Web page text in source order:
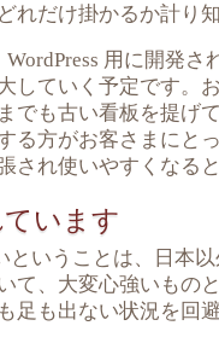
れだけ掛かるか計り
用に開発
していく予定です。
でも古い看板を提げ
る方がお客さまにと
され使いやすくなる
います
ということは、日本
て、大変心強いもの
足も出ない状況を回